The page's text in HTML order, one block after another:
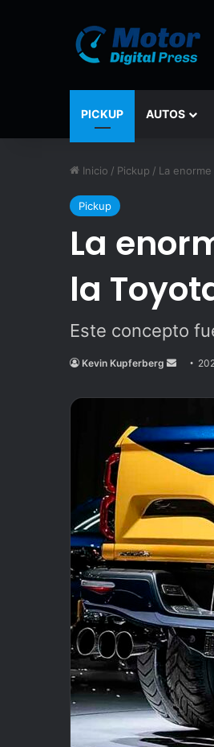
PICKUP AUTOS
Inicio / Pickup / La
Pickup
La
la
Este concepto
Kevin Kupferberg
Send
email